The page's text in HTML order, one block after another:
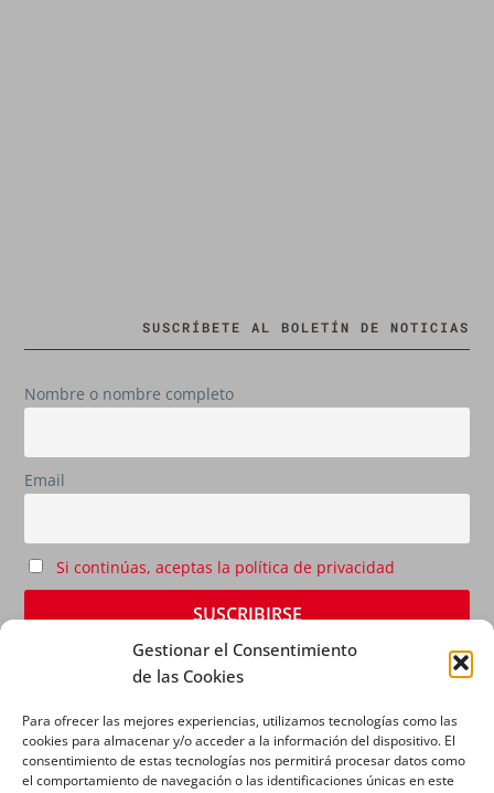
Gestionar el Consentimiento
de las Cookies
Para ofrecer las mejores experiencias, utilizamos tecnologías como las
cookies para almacenar y/o acceder a la información del dispositivo. El
consentimiento de estas tecnologías nos permitirá procesar datos como
el comportamiento de navegación o las identificaciones únicas en este
SUSCRÍBETE AL BOLETÍN DE NOTICIAS
Nombre o nombre completo
Email
Si continúas, aceptas la política de privacidad